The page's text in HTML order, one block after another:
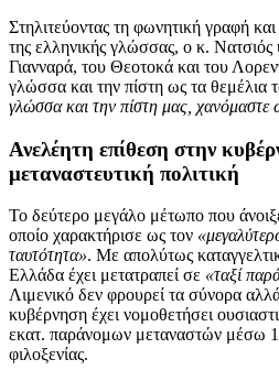
Στηλιτεύοντας τη φωνητική γραφή
της ελληνικής γλώσσας, ο κ. Νατσιός
Γιανναρά, του Θεοτοκά και του
γλώσσα και την πίστη ως τα θεμέλια
γλώσσα και την πίστη μας, χανόμαστε
Ανελέητη επίθεση στην
μεταναστευτική πολιτική
Το δεύτερο μεγάλο μέτωπο που
οποίο χαρακτήρισε ως τον
ταυτότητα». Με απολύτως
Ελλάδα έχει μετατραπεί σε «ταξί
Λιμενικό δεν φρουρεί τα σύνορα
κυβέρνηση έχει νομοθετήσει
εκατ. παράνομων μεταναστών μέσω
φιλοξενίας.